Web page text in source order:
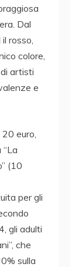
Dal
rosso,
colore,
artisti
e
euro,
(10
per gli
gli adulti
che
sulla